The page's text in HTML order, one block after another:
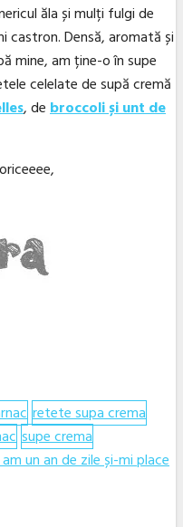
ăla și mulți fulgi de
castron. Densă, aromată și
mine, am ține-o în supe
celelate de supă cremă
, debroccoli și unt de
retete supa crema
supe crema
un an de zile și-mi place